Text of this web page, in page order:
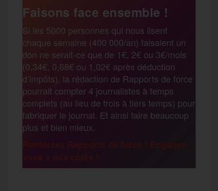
b
o
o
k
t
e
r
l
s
a
g
e
m
r
t
a
g
e
Faisons face ensemble !
Si les 5000 personnes qui nous lisent
chaque semaine (400 000/an) faisaient un
don ne serait-ce que de 1€, 2€ ou 3€/mois
(0,34€, 0,68€ ou 1,02€ après déduction
d’impôts), la rédaction de Rapports de force
pourrait compter 4 journalistes à temps
complets (au lieu de trois à tiers temps) pour
fabriquer le journal. Et ainsi faire beaucoup
plus et bien mieux.
Renforcez Rapports de force ! Engagez-
vous à nos côtés !